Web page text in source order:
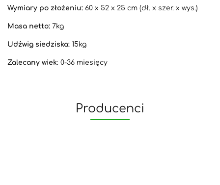
Wymiary po złożeniu: 60 x 52 x 25 cm (dł. x szer. x wys.)
Masa netto: 7kg
Udźwig siedziska: 15kg
Zalecany wiek: 0-36 miesięcy
Producenci